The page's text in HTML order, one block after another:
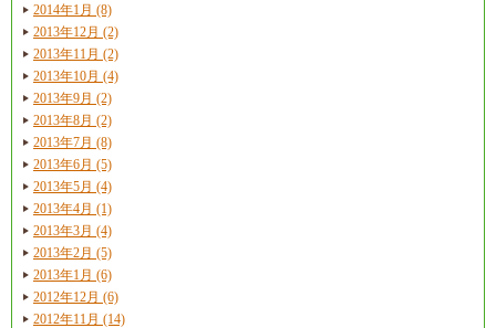
2014年1月 (8)
2013年12月 (2)
2013年11月 (2)
2013年10月 (4)
2013年9月 (2)
2013年8月 (2)
2013年7月 (8)
2013年6月 (5)
2013年5月 (4)
2013年4月 (1)
2013年3月 (4)
2013年2月 (5)
2013年1月 (6)
2012年12月 (6)
2012年11月 (14)